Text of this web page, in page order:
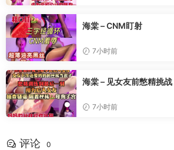
海棠 – CNM盯射
7小时前
海棠 – 见女友前憋精挑战
7小时前
评论 0